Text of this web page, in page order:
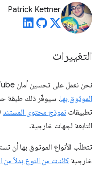
Patrick Kettner
التغييرات
نحن نعمل على تحسين أمان YouTube من جهة العميل باستخدام
الموثوق بها. سيوفّر ذلك طبقة
تطبيقات نموذج محتوى المستند
التابعة لجهات خارجية.
تتطلّب الأنواع الموثوق بها أن
خارجية كائنات من النوع بدلاً من